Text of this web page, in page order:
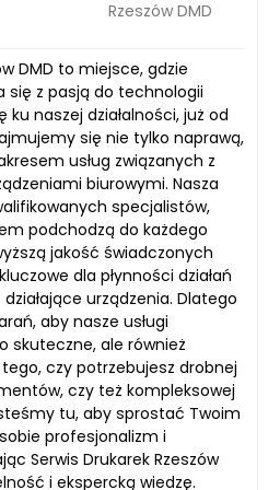
Rzeszów DMD
DMD to miejsce, gdzie
się z pasją do technologii
ku naszej działalności, już od
się nie tylko naprawą,
usług związanych z
biurowymi. Nasza
specjalistów,
podchodzą do każdego
jakość świadczonych
dla płynności działań
urządzenia. Dlatego
aby nasze usługi
skuteczne, ale również
czy potrzebujesz drobnej
czy też kompleksowej
tu, aby sprostać Twoim
profesjonalizm i
Serwis Drukarek Rzeszów
i ekspercką wiedzę.